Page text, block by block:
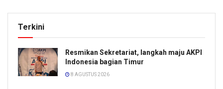
Terkini
Resmikan Sekretariat, langkah maju AKPI
Indonesia bagian Timur
8 AGUSTUS 2026